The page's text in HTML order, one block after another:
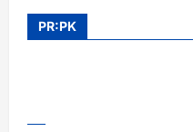
て
PR:PK